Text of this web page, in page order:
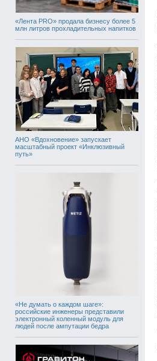
«Лента PRO» продала бизнесу более 5
млн литров прохладительных напитков
АНО «Вдохновение» запускает
масштабный проект «Инклюзивный
путь»
«Не думать о каждом шаге»:
российские инженеры представили
электронный коленный модуль для
людей после ампутации бедра